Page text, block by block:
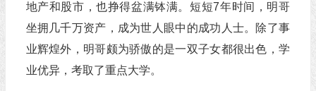
地产和股市，也挣得盆满钵满。短短7年时间，明哥
坐拥几千万资产，成为世人眼中的成功人士。除了事
业辉煌外，明哥颇为骄傲的是一双子女都很出色，学
业优异，考取了重点大学。